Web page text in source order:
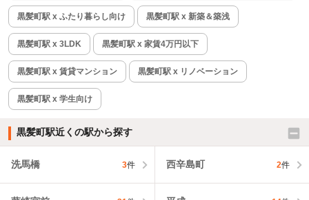
黒髪町駅 x ふたり暮らし向け 黒髪町駅 x 新築＆築浅
黒髪町駅 x 3LDK 黒髪町駅 x 家賃4万円以下
黒髪町駅 x 賃貸マンション 黒髪町駅 x リノベーション
黒髪町駅 x 学生向け
黒髪町駅近くの駅から探す
洗馬橋 3件 西辛島町 2件